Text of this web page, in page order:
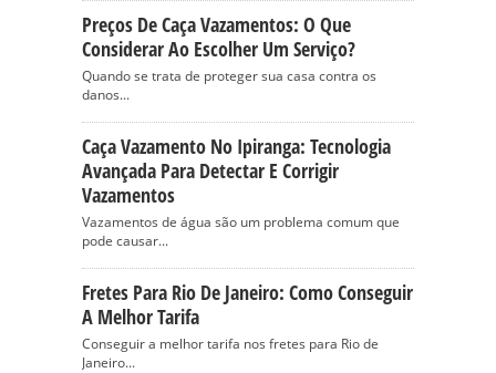
Preços De Caça Vazamentos: O Que
Considerar Ao Escolher Um Serviço?
Quando se trata de proteger sua casa contra os
danos...
Caça Vazamento No Ipiranga: Tecnologia
Avançada Para Detectar E Corrigir
Vazamentos
Vazamentos de água são um problema comum que
pode causar...
Fretes Para Rio De Janeiro: Como Conseguir
A Melhor Tarifa
Conseguir a melhor tarifa nos fretes para Rio de
Janeiro...